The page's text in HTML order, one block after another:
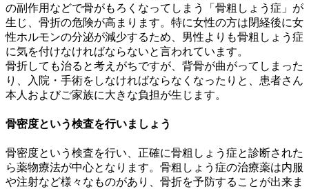
の副作用などで骨がもろくなってしまう「骨粗しょう症」が
生じ、骨折の危険が高まります。特に女性の方は閉経後に女
性ホルモンの分泌が減少するため、男性よりも骨粗しょう症
に気を付けなければならないと言われています。
骨折しても治ると考えがちですが、背骨が曲がってしまった
り、入院・手術をしなければならなくなったりと、患者さん
本人およびご家族に大きな負担が生じます。
骨密度という検査を行いましょう
骨密度という検査を行い、正確に骨粗しょう症と診断された
ら薬物療法が中心となります。骨粗しょう症の治療薬は内服
や注射など様々なものがあり、骨折を予防することが出来ま